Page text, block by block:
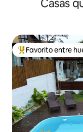
Casas
De los mejores en
Favorito entre